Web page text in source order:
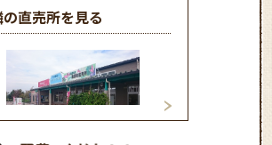
直売所を見る